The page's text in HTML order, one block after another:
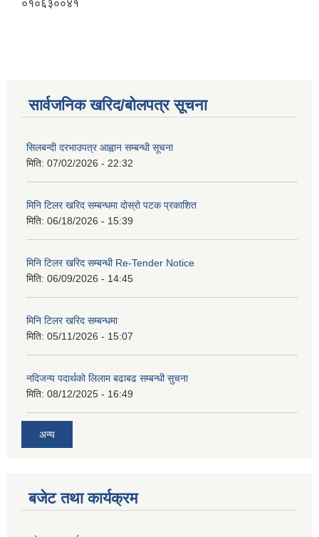
०१०६३००४१
सार्वजनिक खरिद/बोलपत्र सूचना
सिलबन्दी दरभाउपत्र आह्वान सम्बन्धी सूचना
मिति: 07/02/2026 - 22:32
मिनि टिलर खरिद सम्बन्धमा दोस्रो पटक प्रकाशित
मिति: 06/18/2026 - 15:39
मिनि टिलर खरिद सम्बन्धी Re-Tender Notice
मिति: 06/09/2026 - 14:45
मिनि टिलर खरिद सम्बन्धमा
मिति: 05/11/2026 - 15:07
नदिजन्य पदार्थको लिलाम बढाबढ सम्बन्धी सुचना
मिति: 08/12/2025 - 16:49
अन्य
बजेट तथा कार्यक्रम